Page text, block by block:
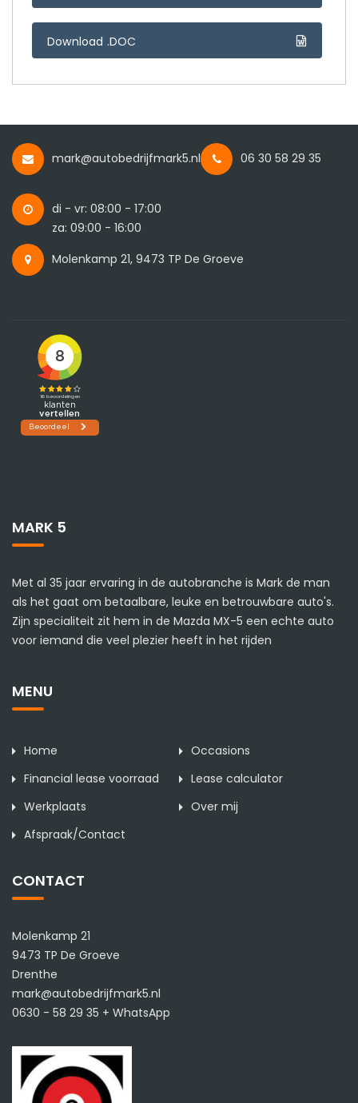
Download .DOC
mark@autobedrijfmark5.nl 06 30 58 29 35
di - vr: 08:00 - 17:00
za: 09:00 - 16:00
Molenkamp 21, 9473 TP De Groeve
MARK 5
Met al 35 jaar ervaring in de autobranche is Mark de man
als het gaat om betaalbare, leuke en betrouwbare auto's.
Zijn specialiteit zit hem in de Mazda MX-5 een echte auto
voor iemand die veel plezier heeft in het rijden
MENU
Home
Occasions
Financial lease voorraad
Lease calculator
Werkplaats
Over mij
Afspraak/Contact
CONTACT
Molenkamp 21
9473 TP De Groeve
Drenthe
mark@autobedrijfmark5.nl
0630 - 58 29 35 + WhatsApp